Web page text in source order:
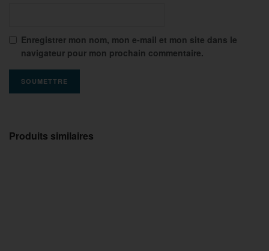
Enregistrer mon nom, mon e-mail et mon site dans le
navigateur pour mon prochain commentaire.
Produits similaires